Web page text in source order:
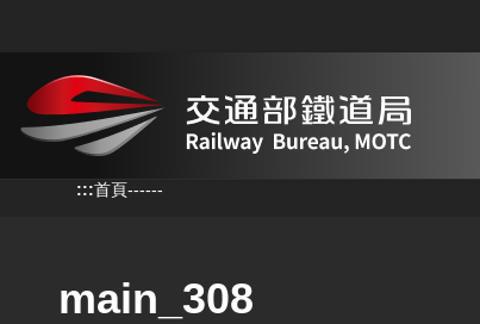
:::首頁------
main_308